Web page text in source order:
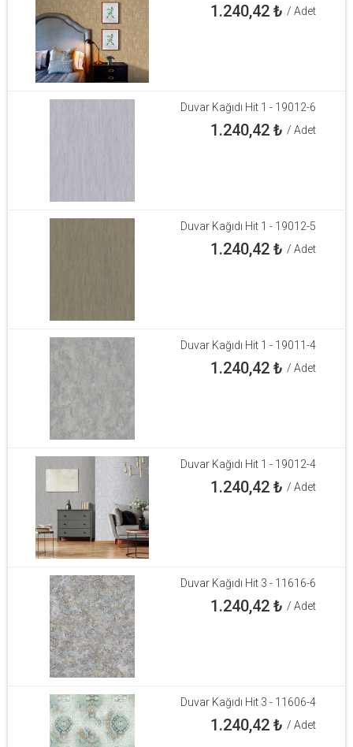
1.240,42₺ / Adet
Duvar Kağıdı Hit 1 - 19012-6
1.240,42₺ / Adet
Duvar Kağıdı Hit 1 - 19012-5
1.240,42₺ / Adet
Duvar Kağıdı Hit 1 - 19011-4
1.240,42₺ / Adet
Duvar Kağıdı Hit 1 - 19012-4
1.240,42₺ / Adet
Duvar Kağıdı Hit 3 - 11616-6
1.240,42₺ / Adet
Duvar Kağıdı Hit 3 - 11606-4
1.240,42₺ / Adet